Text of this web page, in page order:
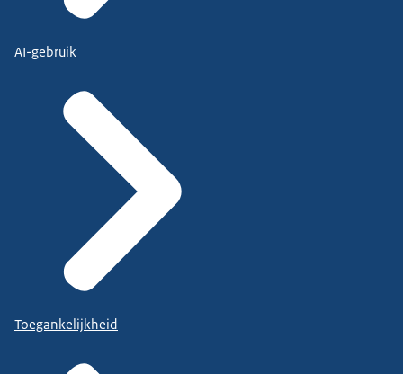
AI-gebruik
Toegankelijkheid